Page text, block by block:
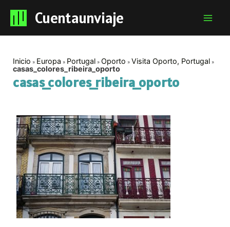
Cuentaunviaje
Inicio Europa Portugal Oporto
Visita Oporto, Portugal
casas_colores_ribeira_oporto
casas_colores_ribeira_oporto